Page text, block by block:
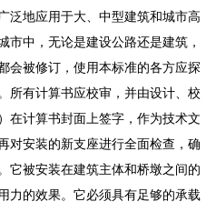
泛地应用于大、中型建筑和城市高
市中，无论是建设公路还是建筑，
会被修订，使用本标准的各方应探
所有计算书应校审，并由设计、校
在计算书封面上签字，作为技术文
对安装的新支座进行全面检查，确
它被安装在建筑主体和桥墩之间的
力的效果。它必须具有足够的承载